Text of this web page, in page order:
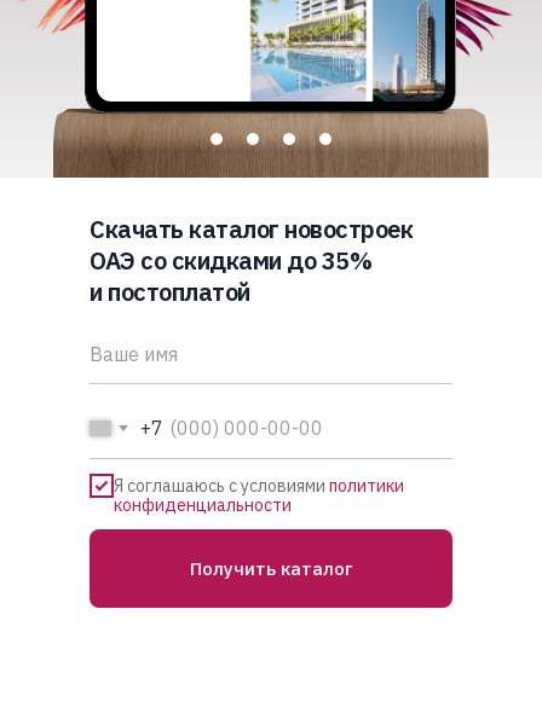
Скачать каталог новостроек
ОАЭ со скидками до 35%
и постоплатой
+7
Я соглашаюсь с условиями политики
конфиденциальности
Получить каталог